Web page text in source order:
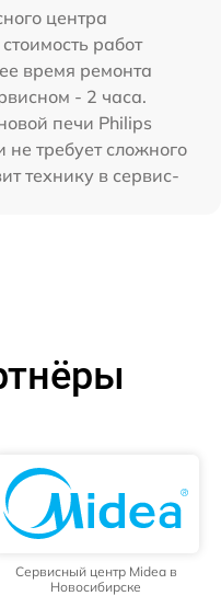
центра
работ
время ремонта
- 2 часа.
печи Philips
не требует сложного
технику в сервис-
Сервисный центр Midea в
Новосибирске